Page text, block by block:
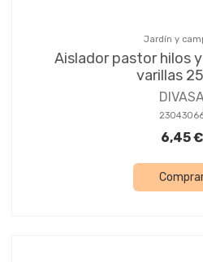
Jardín y
Aislador pastor hilos
varillas
6,45 €